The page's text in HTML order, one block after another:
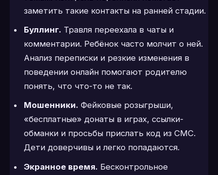
заметить такие контакты на ранней стадии.
Буллинг. Травля переехала в чаты и
комментарии. Ребёнок часто молчит о ней.
Анализ переписки и резкие изменения в
поведении онлайн помогают родителю
понять, что что-то не так.
Мошенники. Фейковые розыгрыши,
«бесплатные» донаты в играх, ссылки-
обманки и просьбы прислать код из СМС.
Дети доверчивы и легко попадаются.
Экранное время. Бесконтрольное